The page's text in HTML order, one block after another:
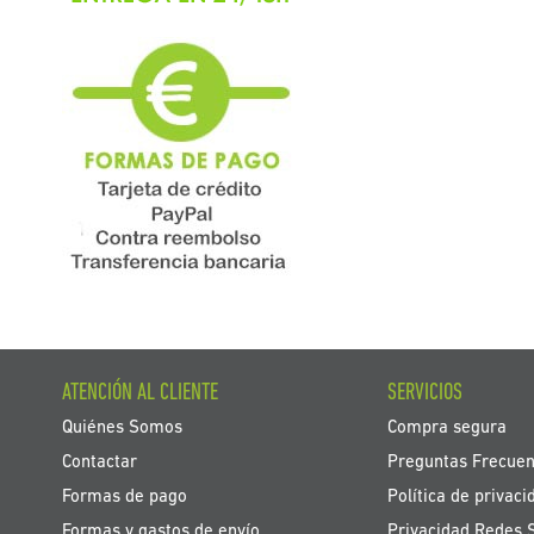
ATENCIÓN AL CLIENTE
Quiénes Somos
Contactar
Formas de pago
SERVICIOS
Compra segura
Preguntas
Política de